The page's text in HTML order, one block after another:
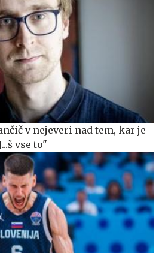
v nejeveri nad tem, kar je
vse to"